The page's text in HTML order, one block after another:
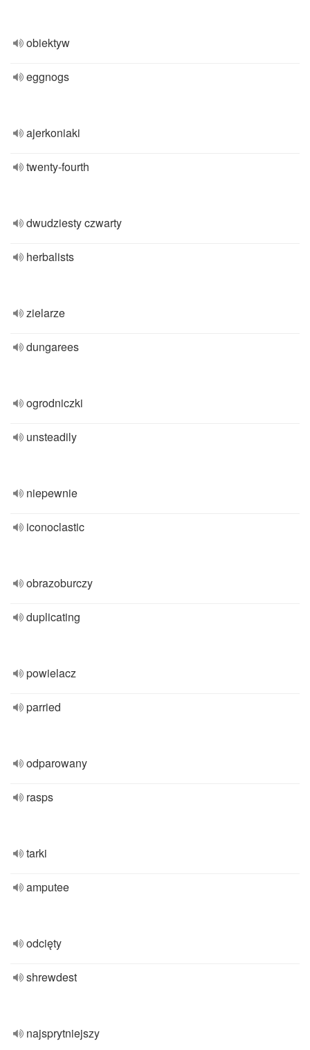
obiektyw
eggnogs
ajerkoniaki
twenty-fourth
dwudziesty czwarty
herbalists
zielarze
dungarees
ogrodniczki
unsteadily
niepewnie
iconoclastic
obrazoburczy
duplicating
powielacz
parried
odparowany
rasps
tarki
amputee
odcięty
shrewdest
najsprytniejszy